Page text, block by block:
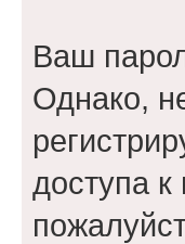
Ваш
Однако,
доступа